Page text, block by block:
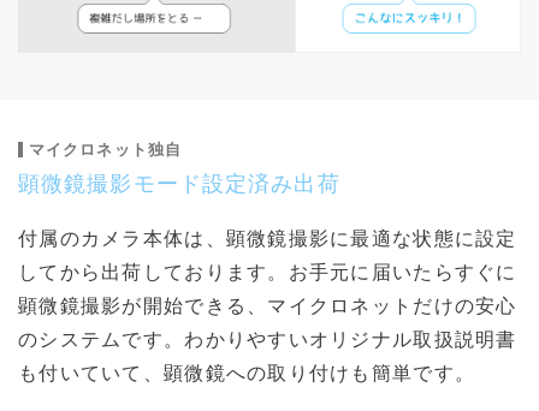
マイクロネット独自
顕微鏡撮影モード設定済み出荷
付属のカメラ本体は、顕微鏡撮影に最適な状態に設定
してから出荷しております。お手元に届いたらすぐに
顕微鏡撮影が開始できる、マイクロネットだけの安心
のシステムです。わかりやすいオリジナル取扱説明書
も付いていて、顕微鏡への取り付けも簡単です。